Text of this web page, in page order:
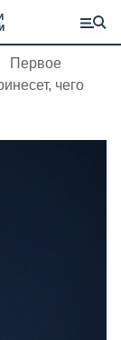
Первое
чего